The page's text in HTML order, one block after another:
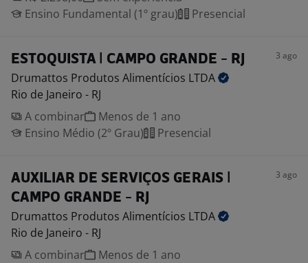
Ensino Fundamental (1º grau)
Presencial
ESTOQUISTA | CAMPO GRANDE - RJ 3 ago
Drumattos Produtos Alimentícios LTDA
Rio de Janeiro - RJ
A combinar
Menos de 1 ano
Ensino Médio (2º Grau)
Presencial
AUXILIAR DE SERVIÇOS GERAIS |
CAMPO GRANDE - RJ
3 ago
Drumattos Produtos Alimentícios LTDA
Rio de Janeiro - RJ
A combinar
Menos de 1 ano